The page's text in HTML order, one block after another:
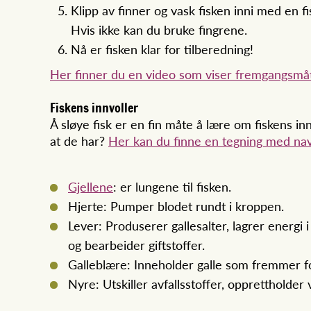
Klipp av finner og vask fisken inni med en
Hvis ikke kan du bruke fingrene.
Nå er fisken klar for tilberedning!
Her finner du en video som viser
Fiskens innvoller
Å sløye fisk er en fin måte å lære om fiskens
at de har? Her kan du finne en tegning med
Gjellene: er lungene til fisken.
Hjerte: Pumper blodet rundt i kroppen.
Lever: Produserer gallesalter, lagrer energi
og bearbeider giftstoffer.
Galleblære: Inneholder galle som fremmer
Nyre: Utskiller avfallsstoffer, opprettholder